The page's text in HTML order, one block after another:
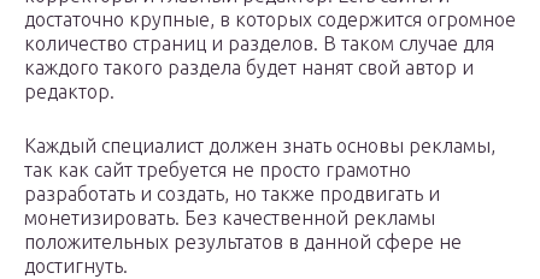
достаточно крупные, в которых содержится огромное
количество страниц и разделов. В таком случае для
каждого такого раздела будет нанят свой автор и
редактор.
Каждый специалист должен знать основы рекламы,
так как сайт требуется не просто грамотно
разработать и создать, но также продвигать и
монетизировать. Без качественной рекламы
положительных результатов в данной сфере не
достигнуть.